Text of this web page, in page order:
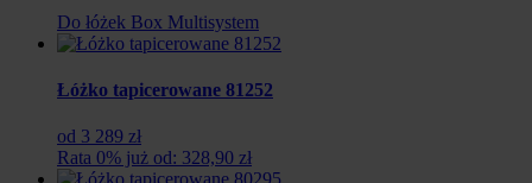
Do łóżek Box Multisystem
Łóżko tapicerowane 81252
od 3 289 zł
Rata 0% już od: 328,90 zł